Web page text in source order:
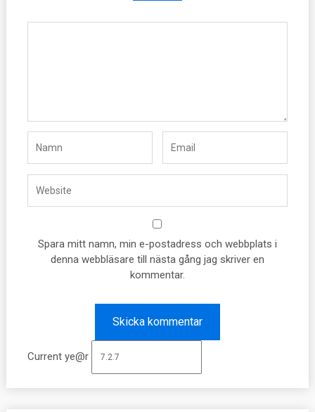
Spara mitt namn, min e-postadress och webbplats i
denna webbläsare till nästa gång jag skriver en
kommentar.
Current ye@r